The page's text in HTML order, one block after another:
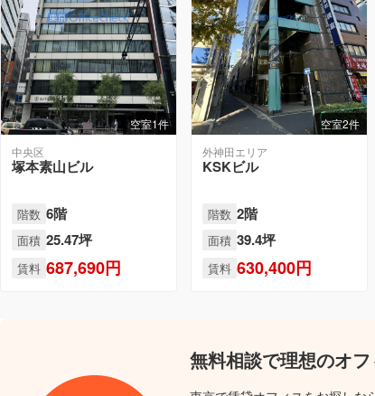
空室1件
中央区
塚本素山ビル
階数 6階
面積 25.47坪
賃料 687,690円
空室2件
外神田エリア
KSKビル
階数 2階
面積 39.4坪
賃料 630,400円
無料相談で理想のオ